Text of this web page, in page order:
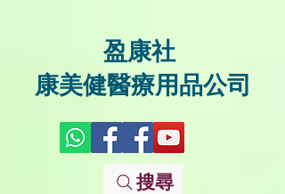
盈康社
康美健醫療用品公司
搜尋